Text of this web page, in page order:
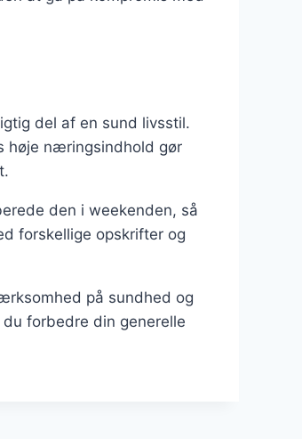
del af en sund livsstil.
høje næringsindhold gør
den i weekenden, så
forskellige opskrifter og
på sundhed og
forbedre din generelle